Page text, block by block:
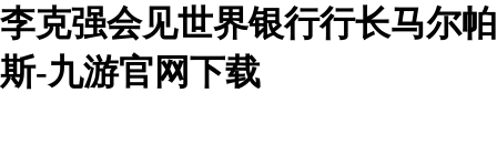
李克强会见世界银行行长马尔帕
斯-九游官网下载